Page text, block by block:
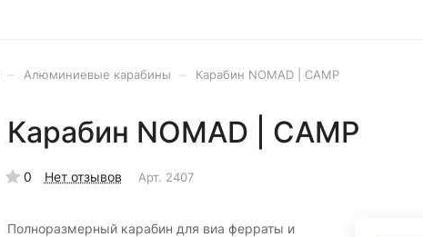
Алюминиевые карабины Карабин NOMAD | CAMP
Карабин NOMAD | CAMP
0 Нет отзывов Арт. 2407
Полноразмерный карабин для виа ферраты и